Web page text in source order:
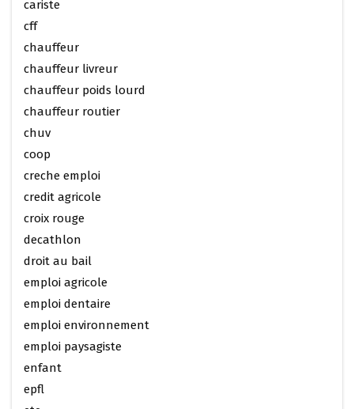
cariste
cff
chauffeur
chauffeur livreur
chauffeur poids lourd
chauffeur routier
chuv
coop
creche emploi
credit agricole
croix rouge
decathlon
droit au bail
emploi agricole
emploi dentaire
emploi environnement
emploi paysagiste
enfant
epfl